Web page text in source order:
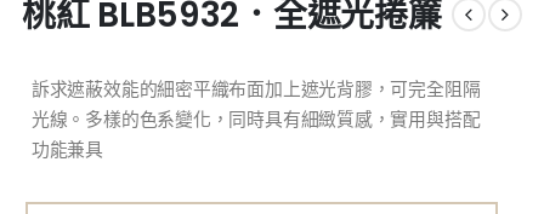
桃紅 BLB5932．全遮光捲簾
訴求遮蔽效能的細密平織布面加上遮光背膠，可完全阻隔
光線。多樣的色系變化，同時具有細緻質感，實用與搭配
功能兼具